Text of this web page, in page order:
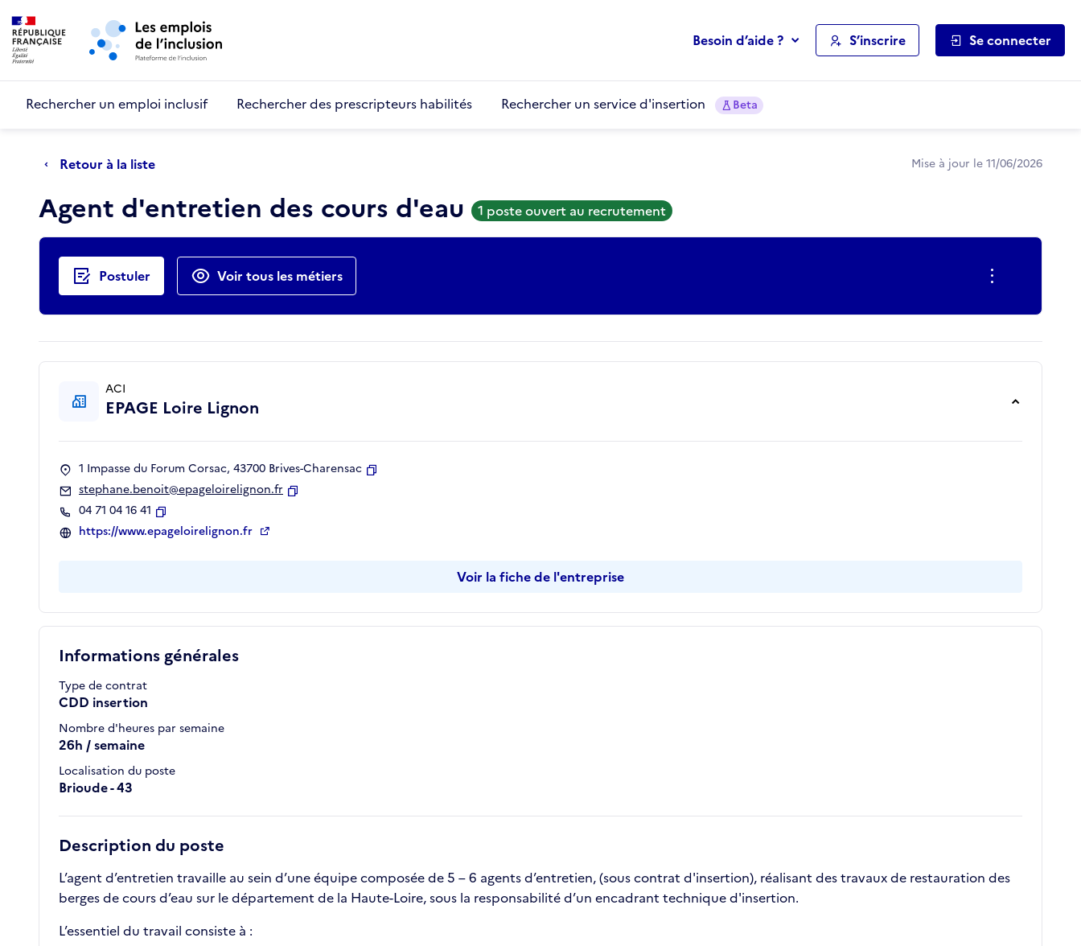
Aller au menu principal
Besoin d’aide ? S’inscrire Se connecter
Rechercher un emploi inclusif Rechercher des prescripteurs habilités Rechercher un service d'insertion Beta
Retour à la liste Mise à jour le 11/06/2026
Agent d'entretien des cours d'eau 1 poste ouvert au recrutement
Actions rapides
Postuler Voir tous les métiers
Informations générales
Type de contrat
CDD insertion
Nombre d'heures par semaine
26h / semaine
Localisation du poste
Brioude - 43
Description du poste
L’agent d’entretien travaille au sein d’une équipe composée de 5 – 6 agents d’entretien, (sous contrat d'insertion), réalisant des travaux de restauration des
berges de cours d’eau sur le département de la Haute-Loire, sous la responsabilité d’un encadrant technique d'insertion.
L’essentiel du travail consiste à :
ACI
EPAGE Loire Lignon
1 Impasse du Forum Corsac, 43700 Brives-Charensac
stephane.benoit@epageloirelignon.fr
04 71 04 16 41
Copier
https://www.epageloirelignon.fr
Voir la fiche de l'entreprise